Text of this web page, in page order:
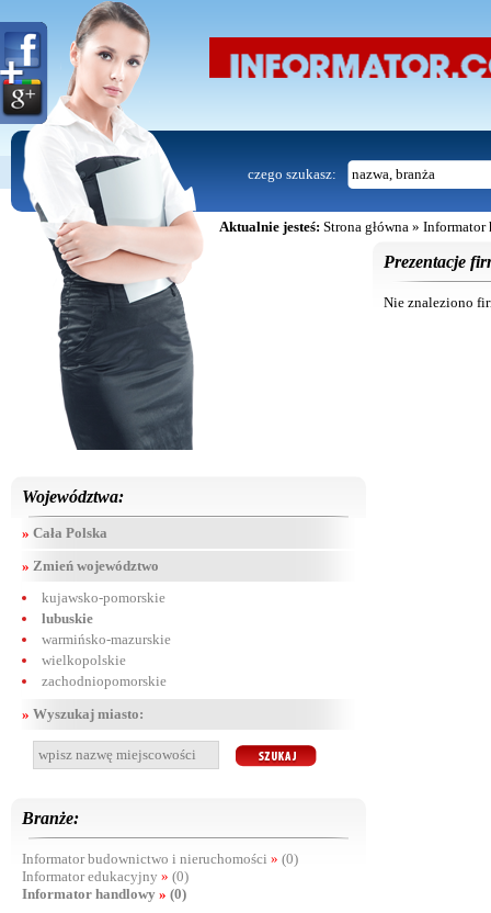
czego szukasz:
Aktualnie jesteś: Strona główna» Informator
Województwa:
» Cała Polska
» Zmień województwo
kujawsko-pomorskie
lubuskie
warmińsko-mazurskie
wielkopolskie
zachodniopomorskie
» Wyszukaj miasto:
Branże:
Informator budownictwo i nieruchomości » (0)
Informator edukacyjny » (0)
Informator handlowy » (0)
Prezentacje
Nie znaleziono